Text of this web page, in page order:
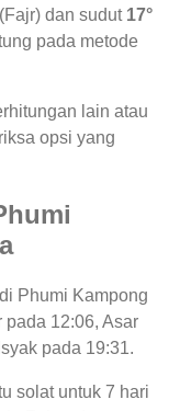
dan sudut 17°
pada metode
lain atau
opsi yang
Phumi Kampong
12:06, Asar
pada 19:31.
solat untuk 7 hari